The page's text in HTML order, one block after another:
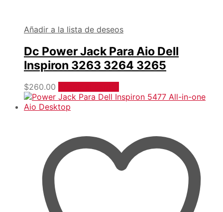
Añadir a la lista de deseos
Dc Power Jack Para Aio Dell
Inspiron 3263 3264 3265
$260.00